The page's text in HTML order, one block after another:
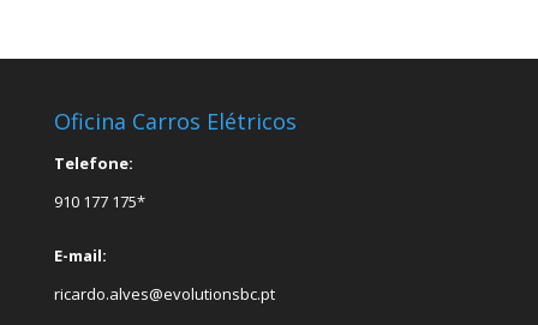
Oficina Carros Elétricos
Telefone:
910 177 175*
E-mail:
ricardo.alves@evolutionsbc.pt